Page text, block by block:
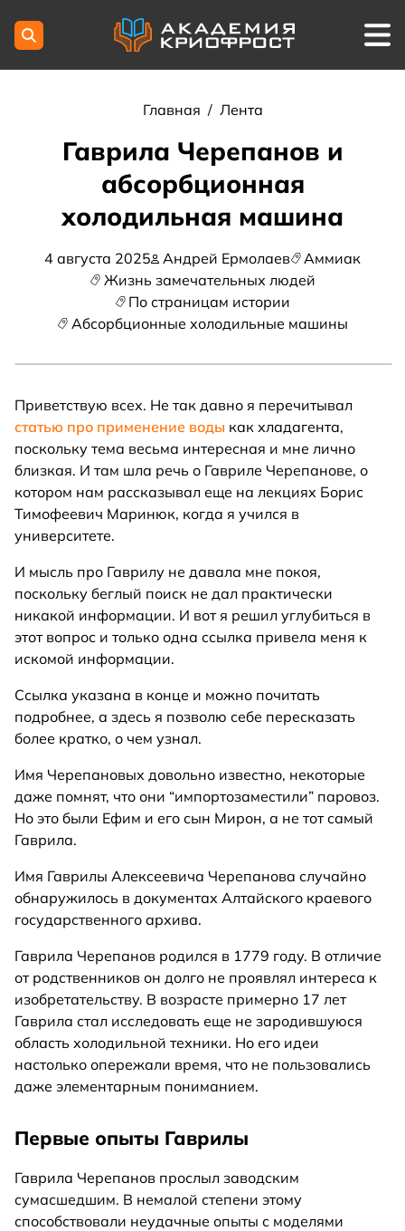
Главная / Лента
Гаврила Черепанов и
абсорбционная
холодильная машина
4 августа 2025 Андрей Ермолаев
Аммиак
Жизнь замечательных людей
По страницам истории
Абсорбционные холодильные машины
Приветствую всех. Не так давно я перечитывал
статью про применение воды как хладагента,
поскольку тема весьма интересная и мне лично
близкая. И там шла речь о Гавриле Черепанове, о
котором нам рассказывал еще на лекциях Борис
Тимофеевич Маринюк, когда я учился в
университете.
И мысль про Гаврилу не давала мне покоя,
поскольку беглый поиск не дал практически
никакой информации. И вот я решил углубиться в
этот вопрос и только одна ссылка привела меня к
искомой информации.
Ссылка указана в конце и можно почитать
подробнее, а здесь я позволю себе пересказать
более кратко, о чем узнал.
Имя Черепановых довольно известно, некоторые
даже помнят, что они “импортозаместили” паровоз.
Но это были Ефим и его сын Мирон, а не тот самый
Гаврила.
Имя Гаврилы Алексеевича Черепанова случайно
обнаружилось в документах Алтайского краевого
государственного архива.
Гаврила Черепанов родился в 1779 году. В отличие
от родственников он долго не проявлял интереса к
изобретательству. В возрасте примерно 17 лет
Гаврила стал исследовать еще не зародившуюся
область холодильной техники. Но его идеи
настолько опережали время, что не пользовались
даже элементарным пониманием.
Первые опыты Гаврилы
Гаврила Черепанов прослыл заводским
сумасшедшим. В немалой степени этому
способствовали неудачные опыты с моделями